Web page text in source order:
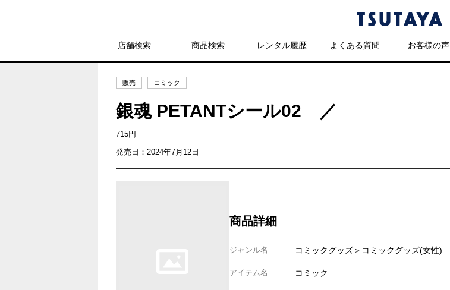
店舗検索 商品検索 レンタル履歴 よくある質問 お客様の声
販売 コミック
銀魂 PETANTシール02 ／
715円
発売日：2024年7月12日
商品詳細
ジャンル名 コミックグッズ＞コミックグッズ(女性)
アイテム名 コミック